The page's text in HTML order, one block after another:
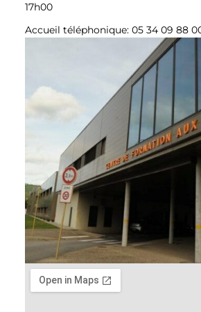
17h00
Accueil téléphonique:05 34 09 88